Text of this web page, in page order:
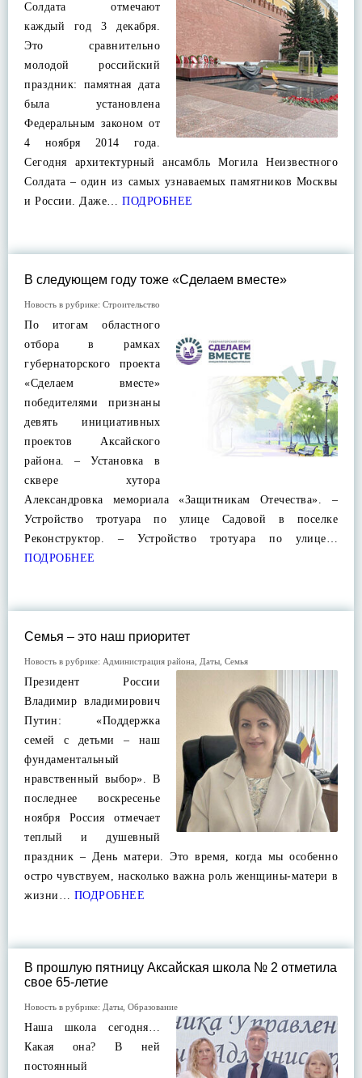
Солдата отмечают
каждый год 3 декабря.
Это сравнительно
молодой российский
праздник: памятная дата
была установлена
Федеральным законом от
4 ноября 2014 года.
Сегодня архитектурный ансамбль Могила Неизвестного
Солдата – один из самых узнаваемых памятников Москвы
и России. Даже… ПОДРОБНЕЕ
В следующем году тоже «Сделаем вместе»
Новость в рубрике: Строительство
По итогам областного
отбора в рамках
губернаторского проекта
«Сделаем вместе»
победителями признаны
девять инициативных
проектов Аксайского
района. – Установка в
сквере хутора
Александровка мемориала «Защитникам Отечества». –
Устройство тротуара по улице Садовой в поселке
Реконструктор. – Устройство тротуара по улице…
ПОДРОБНЕЕ
Семья – это наш приоритет
Новость в рубрике: Администрация района Даты Семья
Президент России
Владимир владимирович
Путин: «Поддержка
семей с детьми – наш
фундаментальный
нравственный выбор». В
последнее воскресенье
ноября Россия отмечает
теплый и душевный
праздник – День матери. Это время, когда мы особенно
остро чувствуем, насколько важна роль женщины-матери в
жизни… ПОДРОБНЕЕ
В прошлую пятницу Аксайская школа № 2 отметила
свое 65-летие
Новость в рубрике: Даты Образование
Наша школа сегодня…
Какая она? В ней
постоянный